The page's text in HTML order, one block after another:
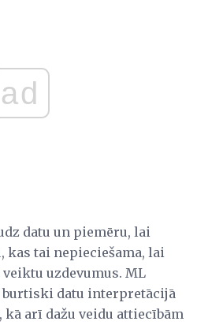
ad
datu un piemēru, lai
tai nepieciešama, lai
uzdevumus. ML
datu interpretācijā
arī dažu veidu attiecībām